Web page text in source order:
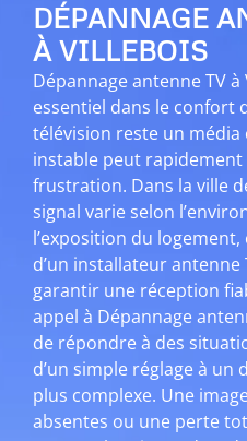
DÉPANNAGE
À VILLEBOIS
Dépannage antenne TV
essentiel dans le confort
télévision reste un
instable peut
frustration. Dans la ville
signal varie selon
l’exposition du
d’un installateur
garantir une réception
appel à Dépannage
de répondre à des
d’un simple réglage à un
plus complexe. Une
absentes ou une perte